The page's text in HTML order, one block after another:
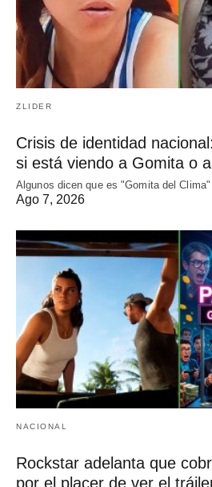
ZLIDER
Crisis de identidad
si está viendo a Gomita o
Algunos dicen que es "Gomita del Clima"
Ago 7, 2026
NACIONAL
Rockstar adelanta que
por el placer de ver el